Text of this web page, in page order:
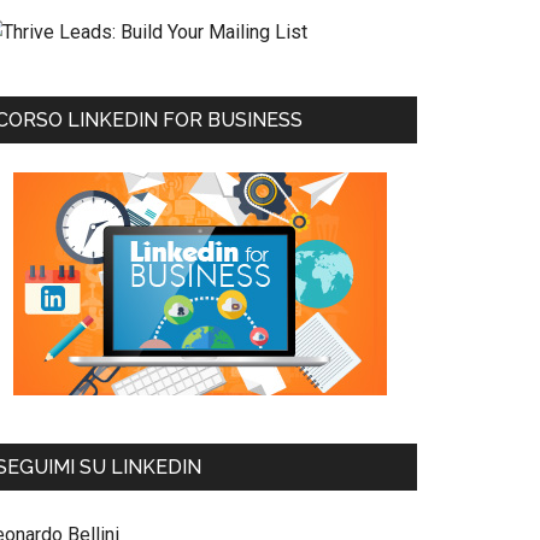
LINKEDIN FOR BUSINESS
SU LINKEDIN
Bellini